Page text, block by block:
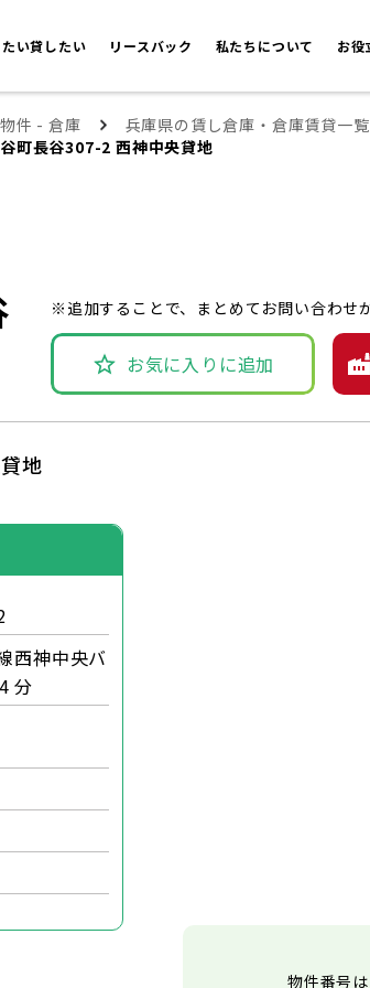
い貸したい リースバック 私たちについて お役
件 - 倉庫
兵庫県の賃し倉庫・倉庫賃貸一覧
町長谷307-2 西神中央貸地
※追加することで、まとめてお問い合わせ
お気に入りに追加
地
西神中央バ
分
物件番号は